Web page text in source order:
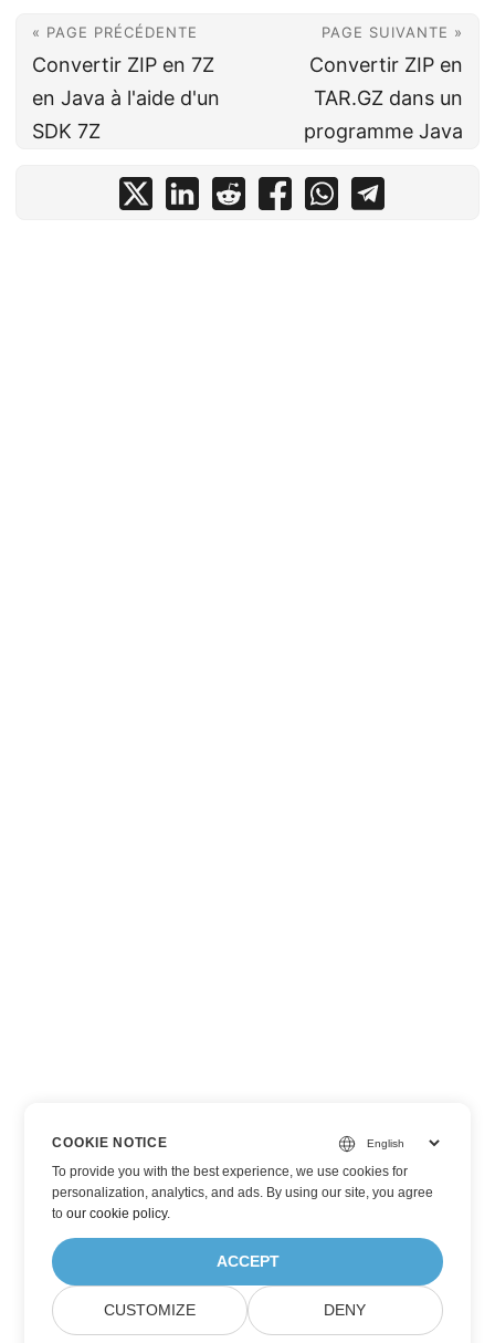
« PAGE PRÉCÉDENTE
Convertir ZIP en 7Z
en Java à l'aide d'un
SDK 7Z
PAGE SUIVANTE »
Convertir ZIP en
TAR.GZ dans un
programme Java
COOKIE NOTICE
To provide you with the best experience, we use cookies for
personalization, analytics, and ads. By using our site, you agree
toour cookie policy.
ACCEPT
CUSTOMIZE DENY